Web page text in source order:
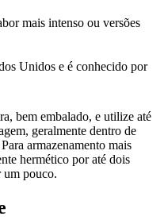
mais intenso ou versões
Unidos e é conhecido por
bem embalado, e utilize até
geralmente dentro de
armazenamento mais
hermético por até dois
um pouco.